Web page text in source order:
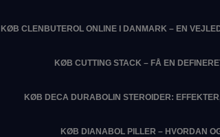
KØB CLENBUTEROL ONLINE I DANMARK – EN
KØB CUTTING STACK – FÅ EN
KØB DECA DURABOLIN STEROIDER:
KØB DIANABOL PILLER – HVORDAN